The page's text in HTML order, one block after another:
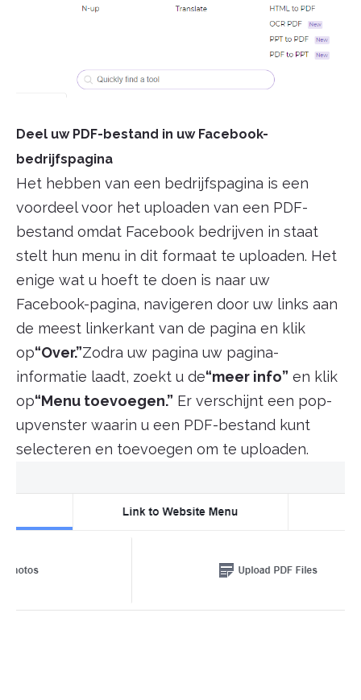
Deel uw PDF-bestand in uw Facebook-
bedrijfspagina
Het hebben van een bedrijfspagina is een
voordeel voor het uploaden van een PDF-
bestand omdat Facebook bedrijven in staat
stelt hun menu in dit formaat te uploaden. Het
enige wat u hoeft te doen is naar uw
Facebook-pagina, navigeren door uw links aan
de meest linkerkant van de pagina en klik
op“Over.”Zodra uw pagina uw pagina-
informatie laadt, zoekt u de“meer info” en klik
op“Menu toevoegen.” Er verschijnt een pop-
upvenster waarin u een PDF-bestand kunt
selecteren en toevoegen om te uploaden.